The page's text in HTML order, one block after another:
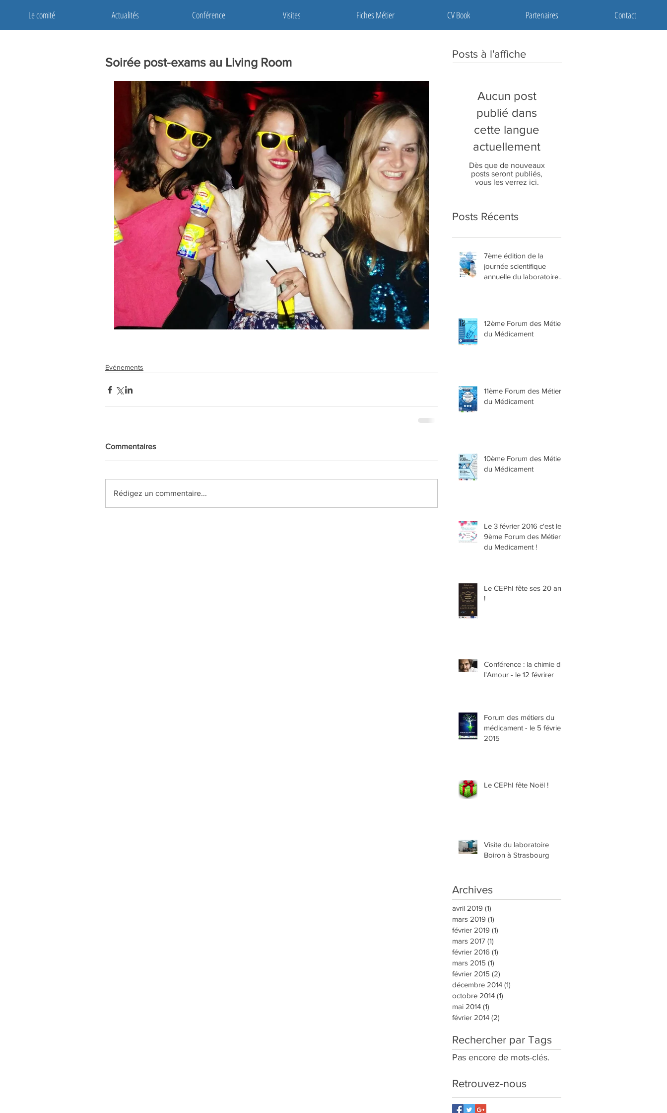
Le comité Actualités Conférence Visites Fiches Métier CV Book Partenaires Contact
Soirée post-exams au Living Room
Evénements
Commentaires
Rédigez un commentaire...
Posts à l'affiche
Aucun post
publié dans
cette langue
actuellement
Dès que de nouveaux
posts seront publiés,
vous les verrez ici.
Posts Récents
7ème édition de la
journée scientifique
annuelle du laboratoire
12ème Forum des Métiers
du Médicament
11ème Forum des Métiers
du Médicament
10ème Forum des Métiers
du Médicament
Le 3 février 2016 c'est le
9ème Forum des Métiers
du Medicament !
Le CEPhI fête ses 20 ans
!
Conférence : la chimie de
l'Amour - le 12 févrirer
Forum des métiers du
médicament - le 5 février
2015
Le CEPhI fête Noël !
Visite du laboratoire
Boiron à Strasbourg
Archives
avril 2019 (1)
mars 2019 (1)
février 2019 (1)
mars 2017 (1)
février 2016 (1)
mars 2015 (1)
février 2015 (2)
décembre 2014 (1)
octobre 2014 (1)
mai 2014 (1)
février 2014 (2)
Rechercher par Tags
Pas encore de mots-clés.
Retrouvez-nous